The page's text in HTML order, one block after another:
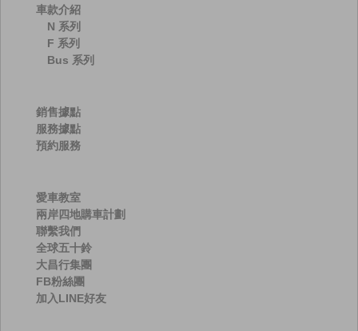
車款介紹
N 系列
F 系列
Bus 系列
銷售據點
服務據點
預約服務
愛車教室
兩岸四地購車計劃
聯繫我們
全球五十鈴
大昌行集團
FB粉絲團
加入LINE好友